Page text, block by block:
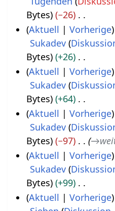
u
n
g
a
s
u
n
g
m
e
n
a
s
u
n
g
n
s
u
s
a
m
m
n
f
a
s
s
r
b
e
i
t
u
n
s
u
s
a
m
m
B
e
a
r
b
e
i
t
u
n
s
u
s
0
i
n
B
e
a
r
b
e
i
t
u
n
s
Bytes
−26
K
i
n
B
e
a
r
b
e
i
t
u
Aktuell Vorherige
Sukadev
Bytes
+26
K
i
n
B
e
a
r
b
e
Aktuell Vorherige
Sukadev
Bytes
+64
K
i
n
B
e
a
Aktuell Vorherige
Sukadev
Bytes
−97 →
Aktuell
Vorherige
Sukadev
Bytes
+99
KAktuell Vorherige